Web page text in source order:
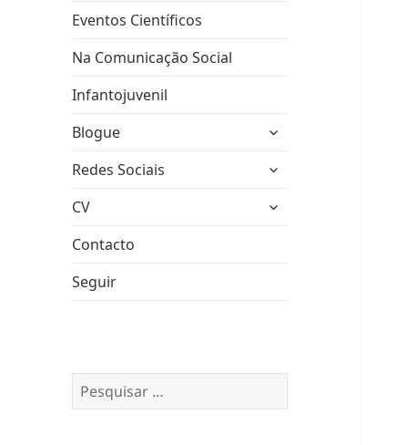
Eventos Científicos
Na Comunicação Social
Infantojuvenil
Blogue
expandir
Redes Sociais
expandir
CV
expandir
Contacto
Seguir
Pesquisar
por: